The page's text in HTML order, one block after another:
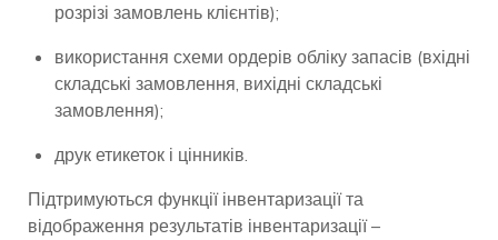
розрізі замовлень клієнтів);
використання схеми ордерів обліку запасів (вхідні
складські замовлення, вихідні складські
замовлення);
друк етикеток і цінників.
Підтримуються функції інвентаризації та
відображення результатів інвентаризації –